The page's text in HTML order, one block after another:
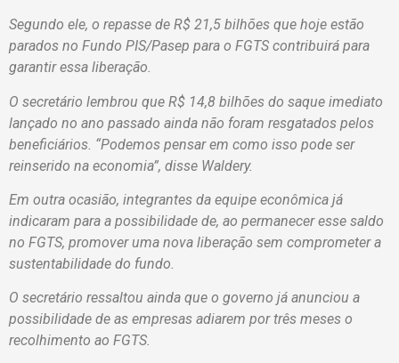
Segundo ele, o repasse de R$ 21,5 bilhões que hoje estão
parados no Fundo PIS/Pasep para o FGTS contribuirá para
garantir essa liberação.
O secretário lembrou que R$ 14,8 bilhões do saque imediato
lançado no ano passado ainda não foram resgatados pelos
beneficiários. “Podemos pensar em como isso pode ser
reinserido na economia”, disse Waldery.
Em outra ocasião, integrantes da equipe econômica já
indicaram para a possibilidade de, ao permanecer esse saldo
no FGTS, promover uma nova liberação sem comprometer a
sustentabilidade do fundo.
O secretário ressaltou ainda que o governo já anunciou a
possibilidade de as empresas adiarem por três meses o
recolhimento ao FGTS.